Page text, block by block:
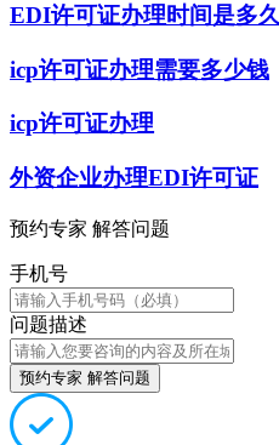
EDI许可证办理时间是多久
icp许可证办理需要多少钱
icp许可证办理
外资企业办理EDI许可证
预约专家 解答问题
手机号
问题描述
预约专家 解答问题